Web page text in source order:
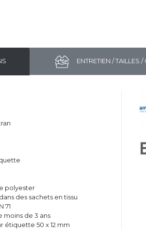
ENTRETIEN / TAILLES
polyester
des sachets en tissu
71
moins de 3 ans
étiquette 50 x 12 mm